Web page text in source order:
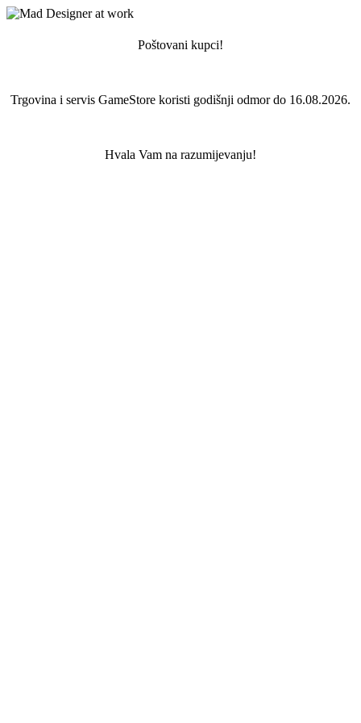
Poštovani kupci!
Trgovina i servis GameStore koristi godišnji odmor do 16.08.2026.
Hvala Vam na razumijevanju!